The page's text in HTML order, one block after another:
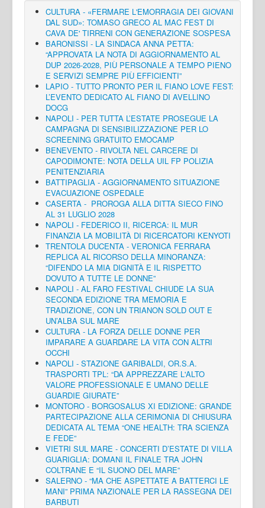
CULTURA - «FERMARE L'EMORRAGIA DEI GIOVANI
DAL SUD»: TOMASO GRECO AL MAC FEST DI
CAVA DE' TIRRENI CON GENERAZIONE SOSPESA
BARONISSI - LA SINDACA ANNA PETTA:
“APPROVATA LA NOTA DI AGGIORNAMENTO AL
DUP 2026-2028, PIÙ PERSONALE A TEMPO PIENO
E SERVIZI SEMPRE PIÙ EFFICIENTI”
LAPIO - TUTTO PRONTO PER IL FIANO LOVE FEST:
L’EVENTO DEDICATO AL FIANO DI AVELLINO
DOCG
NAPOLI - PER TUTTA L’ESTATE PROSEGUE LA
CAMPAGNA DI SENSIBILIZZAZIONE PER LO
SCREENING GRATUITO EMOCAMP
BENEVENTO - RIVOLTA NEL CARCERE DI
CAPODIMONTE: NOTA DELLA UIL FP POLIZIA
PENITENZIARIA
BATTIPAGLIA - AGGIORNAMENTO SITUAZIONE
EVACUAZIONE OSPEDALE
CASERTA - PROROGA ALLA DITTA SIECO FINO
AL 31 LUGLIO 2028
NAPOLI - FEDERICO II, RICERCA: IL MUR
FINANZIA LA MOBILITÀ DI RICERCATORI KENYOTI
TRENTOLA DUCENTA - VERONICA FERRARA
REPLICA AL RICORSO DELLA MINORANZA:
“DIFENDO LA MIA DIGNITÀ E IL RISPETTO
DOVUTO A TUTTE LE DONNE”
NAPOLI - AL FARO FESTIVAL CHIUDE LA SUA
SECONDA EDIZIONE TRA MEMORIA E
TRADIZIONE, CON UN TRIANON SOLD OUT E
UN’ALBA SUL MARE
CULTURA - LA FORZA DELLE DONNE PER
IMPARARE A GUARDARE LA VITA CON ALTRI
OCCHI
NAPOLI - STAZIONE GARIBALDI, OR.S.A.
TRASPORTI TPL: “DA APPREZZARE L'ALTO
VALORE PROFESSIONALE E UMANO DELLE
GUARDIE GIURATE”
MONTORO - BORGOSALUS XI EDIZIONE: GRANDE
PARTECIPAZIONE ALLA CERIMONIA DI CHIUSURA
DEDICATA AL TEMA “ONE HEALTH: TRA SCIENZA
E FEDE”
VIETRI SUL MARE - CONCERTI D’ESTATE DI VILLA
GUARIGLIA: DOMANI IL FINALE TRA JOHN
COLTRANE E “IL SUONO DEL MARE”
SALERNO - “MA CHE ASPETTATE A BATTERCI LE
MANI” PRIMA NAZIONALE PER LA RASSEGNA DEI
BARBUTI